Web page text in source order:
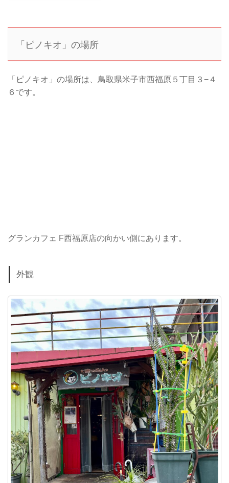
「ピノキオ」の場所
「ピノキオ」の場所は、鳥取県米子市西福原５丁目３−４
６です。
グランカフェ F西福原店の向かい側にあります。
外観